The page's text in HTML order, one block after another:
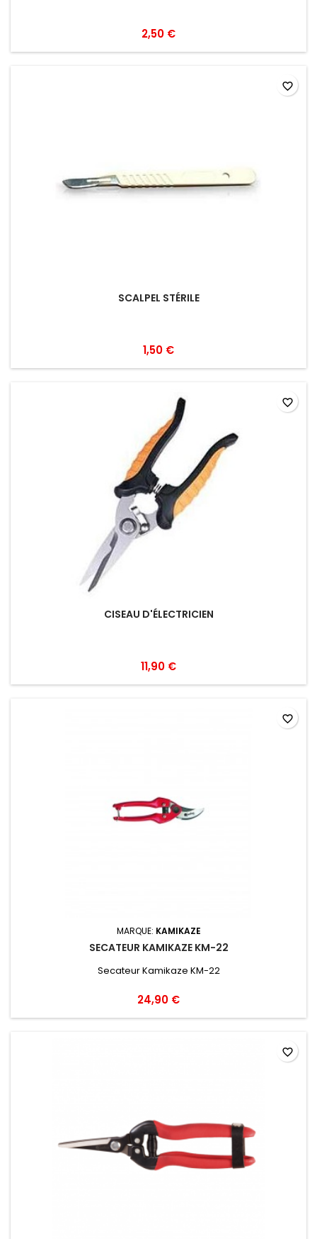
2,50 €
SCALPEL STÉRILE
1,50 €
favorite_border
CISEAU D'ÉLECTRICIEN
11,90 €
favorite_border
MARQUE: KAMIKAZE
SECATEUR KAMIKAZE KM-22
Secateur Kamikaze KM-22
24,90 €
favorite_border
favorite_border